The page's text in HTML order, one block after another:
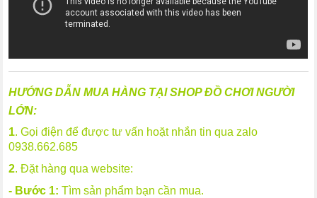
HƯỚNG DẪN MUA HÀNG TẠI SHOP ĐỒ CHƠI NGƯỜI
LỚN:
1. Gọi điện để được tư vấn hoặt nhắn tin qua zalo
0938.662.685
2. Đặt hàng qua website:
- Bước 1: Tìm sản phẩm bạn cần mua.